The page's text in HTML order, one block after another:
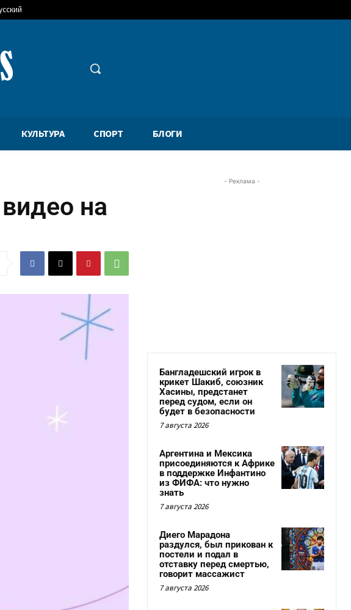
КУЛЬТУРА СПОРТ БЛОГИ
на
- Реклама -
Бангладешский игрок в
крикет Шакиб, союзник
Хасины, предстанет
перед судом, если он
будет в безопасности
7 августа 2026
Аргентина и Мексика
присоединяются к Африке
в поддержке Инфантино
из ФИФА: что нужно
знать
7 августа 2026
Диего Марадона
раздулся, был прикован к
постели и подал в
отставку перед смертью,
говорит массажист
7 августа 2026